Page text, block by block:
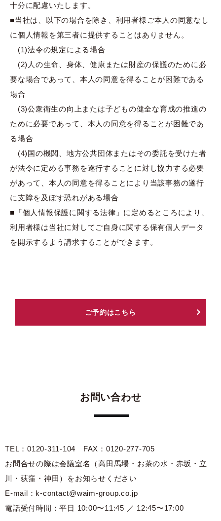
十分に配慮いたします。
■当社は、以下の場合を除き、利用者様ご本人の同意なし
に個人情報を第三者に提供することはありません。
(1)法令の規定による場合
(2)人の生命、身体、健康または財産の保護のために必
要な場合であって、本人の同意を得ることが困難である
場合
(3)公衆衛生の向上または子どもの健全な育成の推進の
ために必要であって、本人の同意を得ることが困難であ
る場合
(4)国の機関、地方公共団体またはその委託を受けた者
が法令に定める事務を遂行することに対し協力する必要
があって、本人の同意を得ることにより当該事務の遂行
に支障を及ぼす恐れがある場合
■「個人情報保護に関する法律」に定めるところにより、
利用者様は当社に対してご自身に関する保有個人データ
を開示するよう請求することができます。
ご予約はこちら
お問い合わせ
TEL：0120-311-104 FAX：0120-277-705
お問合せの際は会議室名（高田馬場・お茶の水・赤坂・立
川・荻窪・神田）をお知らせください
E-mail：k-contact@waim-group.co.jp
電話受付時間：平日 10:00〜11:45 ／ 12:45〜17:00